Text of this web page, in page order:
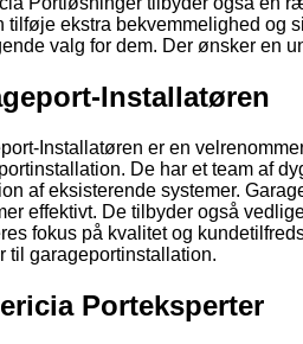
tilføje ekstra bekvemmelighed og
valg for dem. Der ønsker en
Installatøren
Installatøren er en
De har et team af
af eksisterende systemer.
effektivt. De tilbyder også
fokus på kvalitet og
til garageportinstallation.
Porteksperter